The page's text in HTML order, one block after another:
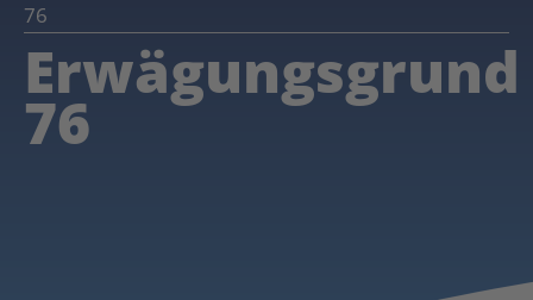
76
Erwägungsgrund
76